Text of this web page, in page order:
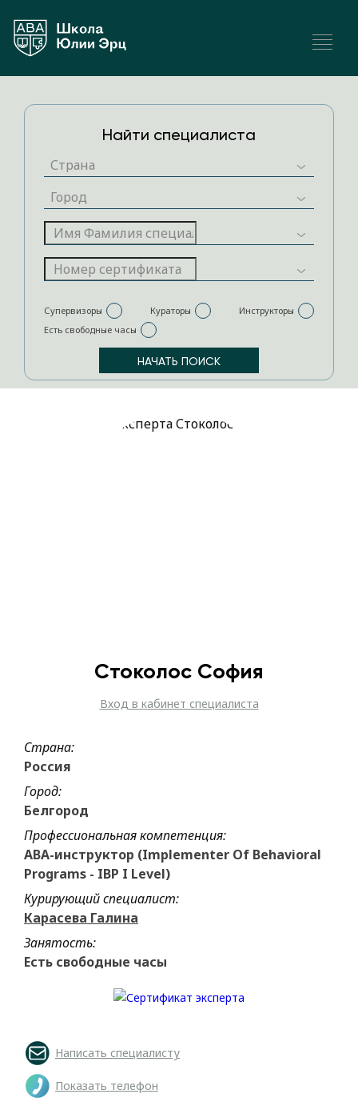
Найти специалиста
Супервизоры Кураторы
Инструкторы
Есть свободные часы
Стоколос София
Вход в кабинет специалиста
Страна:
Россия
Город:
Белгород
Профессиональная компетенция:
ABA-инструктор (Implementer Of Behavioral
Programs - IBP I Level)
Курирующий специалист:
Карасева Галина
Занятость:
Есть свободные часы
Написать специалисту
Показать телефон